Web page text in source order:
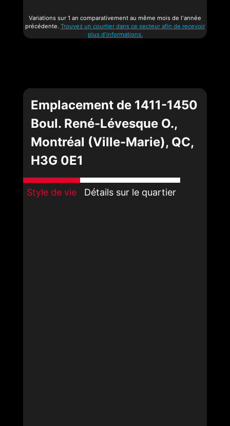
Variations sur 1 an comparativement au même mois de l'année
précédente. Trouvez un courtier dans ce secteur afin de recevoir
plus d'informations.
Emplacement de 1411-1450
Boul. René-Lévesque O.,
Montréal (Ville-Marie), QC,
H3G 0E1
Style de vie Détails sur le quartier